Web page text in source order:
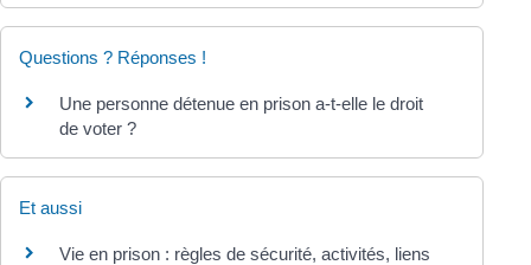
Questions ? Réponses !
Une personne détenue en prison a-t-elle le droit
de voter ?
Et aussi
Vie en prison : règles de sécurité, activités, liens